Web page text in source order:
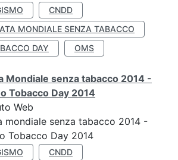
CNDD
MONDIALE SENZA TABACCO
DAY
OMS
Mondiale senza tabacco 2014 -
Tobacco Day 2014
Web
mondiale senza tabacco 2014 -
Tobacco Day 2014
CNDD